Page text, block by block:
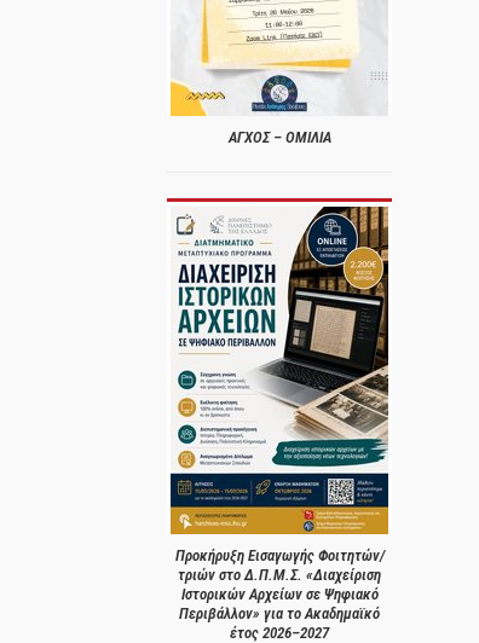
ΑΓΧΟΣ – ΟΜΙΛΙΑ
Προκήρυξη Εισαγωγής Φοιτητών/
τριών στο Δ.Π.Μ.Σ. «Διαχείριση
Ιστορικών Αρχείων σε Ψηφιακό
Περιβάλλον» για το Ακαδημαϊκό
έτος 2026–2027